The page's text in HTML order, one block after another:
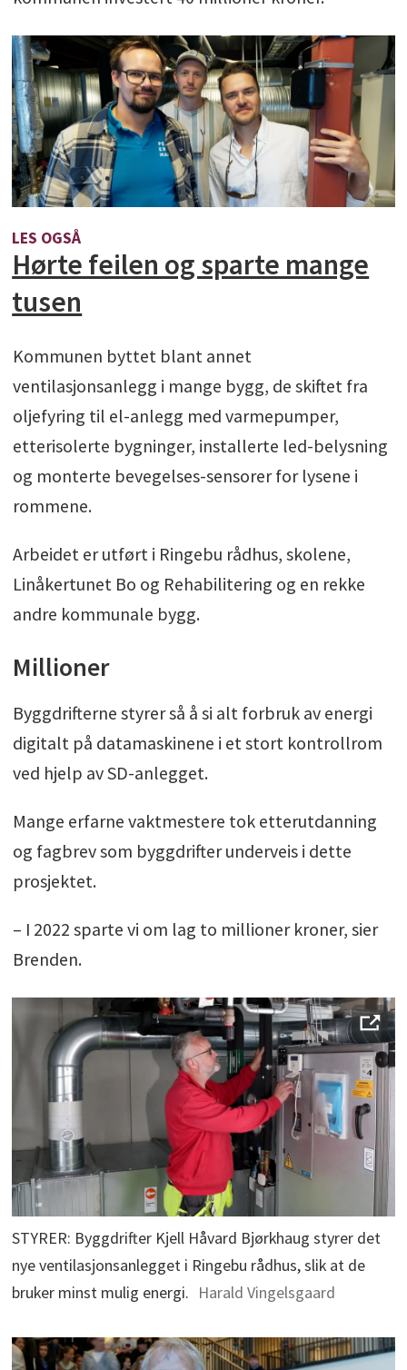
LES OGSÅ
Hørte feilen og sparte mange
tusen
Kommunen byttet blant annet
ventilasjonsanlegg i mange bygg, de skiftet fra
oljefyring til el-anlegg med varmepumper,
etterisolerte bygninger, installerte led-belysning
og monterte bevegelses-sensorer for lysene i
rommene.
Arbeidet er utført i Ringebu rådhus, skolene,
Linåkertunet Bo og Rehabilitering og en rekke
andre kommunale bygg.
Millioner
Byggdrifterne styrer så å si alt forbruk av energi
digitalt på datamaskinene i et stort kontrollrom
ved hjelp av SD-anlegget.
Mange erfarne vaktmestere tok etterutdanning
og fagbrev som byggdrifter underveis i dette
prosjektet.
– I 2022 sparte vi om lag to millioner kroner, sier
Brenden.
STYRER: Byggdrifter Kjell Håvard Bjørkhaug styrer det
nye ventilasjonsanlegget i Ringebu rådhus, slik at de
bruker minst mulig energi. Harald Vingelsgaard